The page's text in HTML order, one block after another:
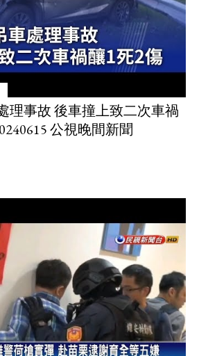
理事故 後車撞上致二次車禍
公視晚間新聞